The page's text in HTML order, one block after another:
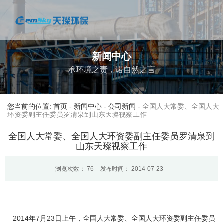
新闻中心
承环境之责，诺自然之言
您当前的位置: 首页 - 新闻中心 - 公司新闻 - 全国人大常委、全国人大
环资委副主任委员罗清泉到山东天璨视察工作
全国人大常委、全国人大环资委副主任委员罗清泉到
山东天璨视察工作
浏览次数： 76 发布时间： 2014-07-23
2014年7 月 23日上午，全国人大常委、全国人大环资委副主任委员